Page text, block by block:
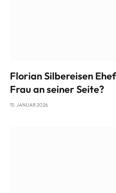
Florian Silbereisen
Frau an seiner Seite?
15. JANUAR 2026